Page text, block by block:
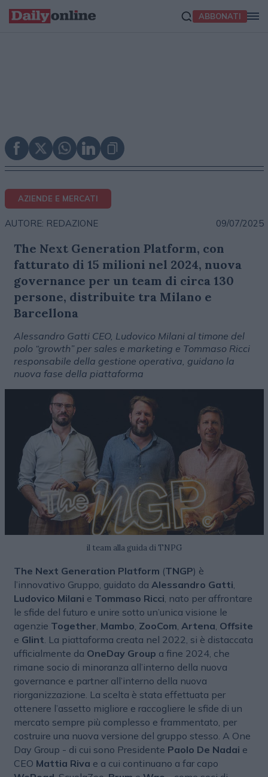
ABBONATI
AZIENDE E MERCATI
AUTORE: REDAZIONE 09/07/2025
The Next Generation Platform, con
fatturato di 15 milioni nel 2024, nuova
governance per un team di circa 130
persone, distribuite tra Milano e
Barcellona
Alessandro Gatti CEO, Ludovico Milani al timone del
polo “growth” per sales e marketing e Tommaso Ricci
responsabile della gestione operativa, guidano la
nuova fase della piattaforma
il team alla guida di TNPG
The Next Generation Platform (TNGP) è
l’innovativo Gruppo, guidato da Alessandro Gatti
Ludovico Milani e Tommaso Ricci , nato per affrontare
le sfide del futuro e unire sotto un’unica visione le
agenzie Together Mambo ZooCom Artena Offsite
e Glint . La piattaforma creata nel 2022, si è distaccata
ufficialmente da OneDay Group a fine 2024, che
rimane socio di minoranza all’interno della nuova
governance e partner all’interno della nuova
riorganizzazione. La scelta è stata effettuata per
ottenere l’assetto migliore e raccogliere le sfide di un
mercato sempre più complesso e frammentato, per
costruire una nuova versione del gruppo stesso. A One
Day Group - di cui sono Presidente Paolo De Nadai e
CEO Mattia Riva e a cui continuano a far capo